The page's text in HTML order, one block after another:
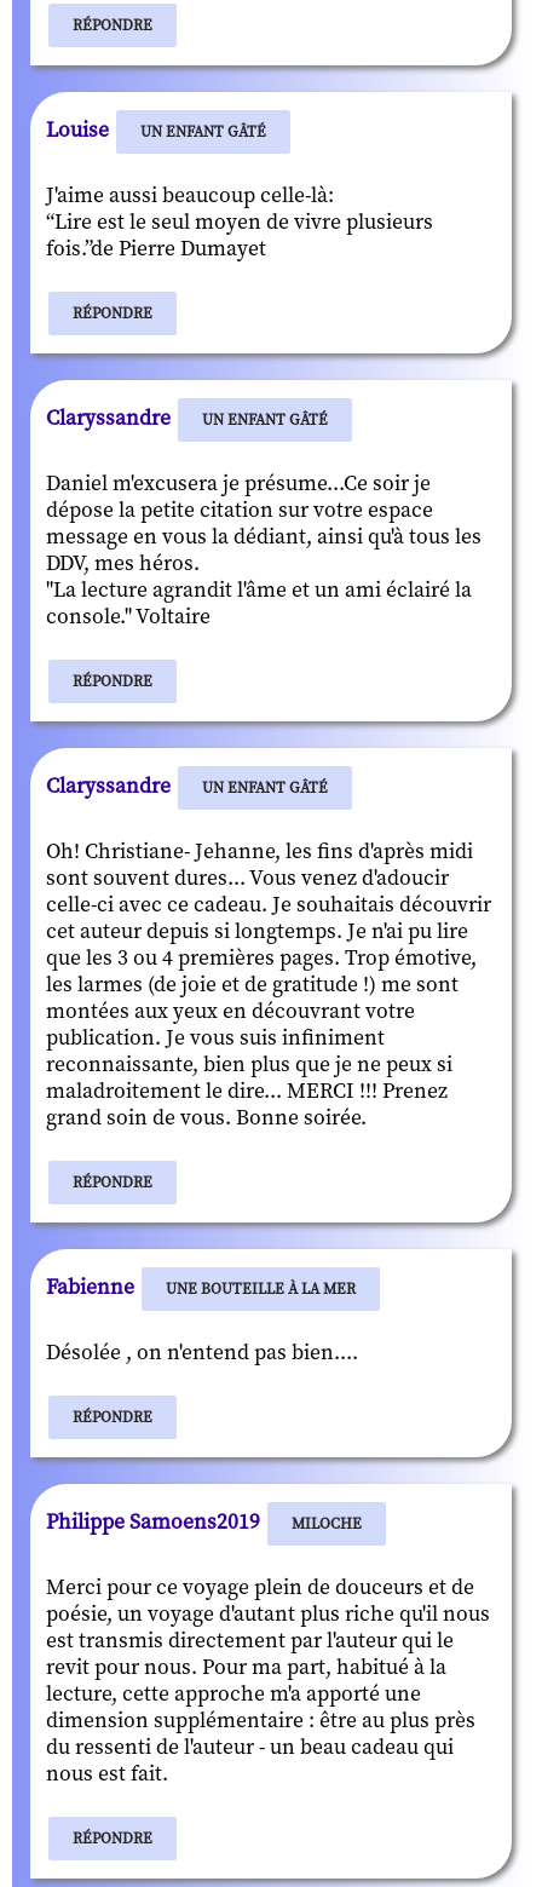
RÉPONDRE
Louise UN ENFANT GÂTÉ
J'aime aussi beaucoup celle-là:
“Lire est le seul moyen de vivre plusieurs
fois.”de Pierre Dumayet
RÉPONDRE
Claryssandre UN ENFANT GÂTÉ
Daniel m'excusera je présume...Ce soir je
dépose la petite citation sur votre espace
message en vous la dédiant, ainsi qu'à tous les
DDV, mes héros.
"La lecture agrandit l'âme et un ami éclairé la
console." Voltaire
RÉPONDRE
Claryssandre UN ENFANT GÂTÉ
Oh! Christiane- Jehanne, les fins d'après midi
sont souvent dures... Vous venez d'adoucir
celle-ci avec ce cadeau. Je souhaitais découvrir
cet auteur depuis si longtemps. Je n'ai pu lire
que les 3 ou 4 premières pages. Trop émotive,
les larmes (de joie et de gratitude !) me sont
montées aux yeux en découvrant votre
publication. Je vous suis infiniment
reconnaissante, bien plus que je ne peux si
maladroitement le dire... MERCI !!! Prenez
grand soin de vous. Bonne soirée.
RÉPONDRE
Fabienne UNE BOUTEILLE À LA MER
Désolée , on n'entend pas bien....
RÉPONDRE
Philippe Samoens2019 MILOCHE
Merci pour ce voyage plein de douceurs et de
poésie, un voyage d'autant plus riche qu'il nous
est transmis directement par l'auteur qui le
revit pour nous. Pour ma part, habitué à la
lecture, cette approche m'a apporté une
dimension supplémentaire : être au plus près
du ressenti de l'auteur - un beau cadeau qui
nous est fait.
RÉPONDRE